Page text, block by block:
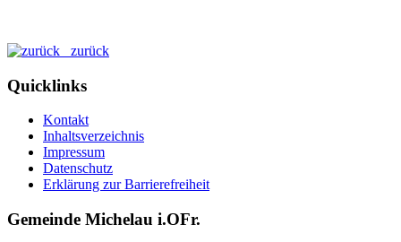
zurück
Quicklinks
Kontakt
Inhaltsverzeichnis
Impressum
Datenschutz
Erklärung zur Barrierefreiheit
Gemeinde Michelau i.OFr.